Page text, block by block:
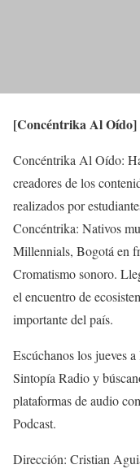
[Concéntrika Al Oído]
Concéntrika Al Oído:
creadores de los
realizados por
Concéntrika: Nativos
Millennials, Bogotá en
Cromatismo sonoro.
el encuentro de
importante del país.
Escúchanos los jueves
Sintopía Radio y
plataformas de audio
Podcast.
Dirección: Cristian